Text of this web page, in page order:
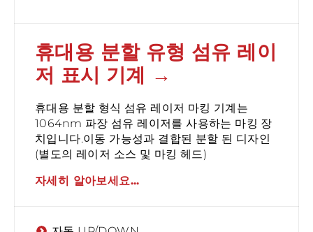
휴대용 분할 유형 섬유 레이
저 표시 기계
휴대용 분할 형식 섬유 레이저 마킹 기계는
1064nm 파장 섬유 레이저를 사용하는 마킹 장
치입니다.이동 가능성과 결합된 분할 된 디자인
(별도의 레이저 소스 및 마킹 헤드)
자세히 알아보세요...